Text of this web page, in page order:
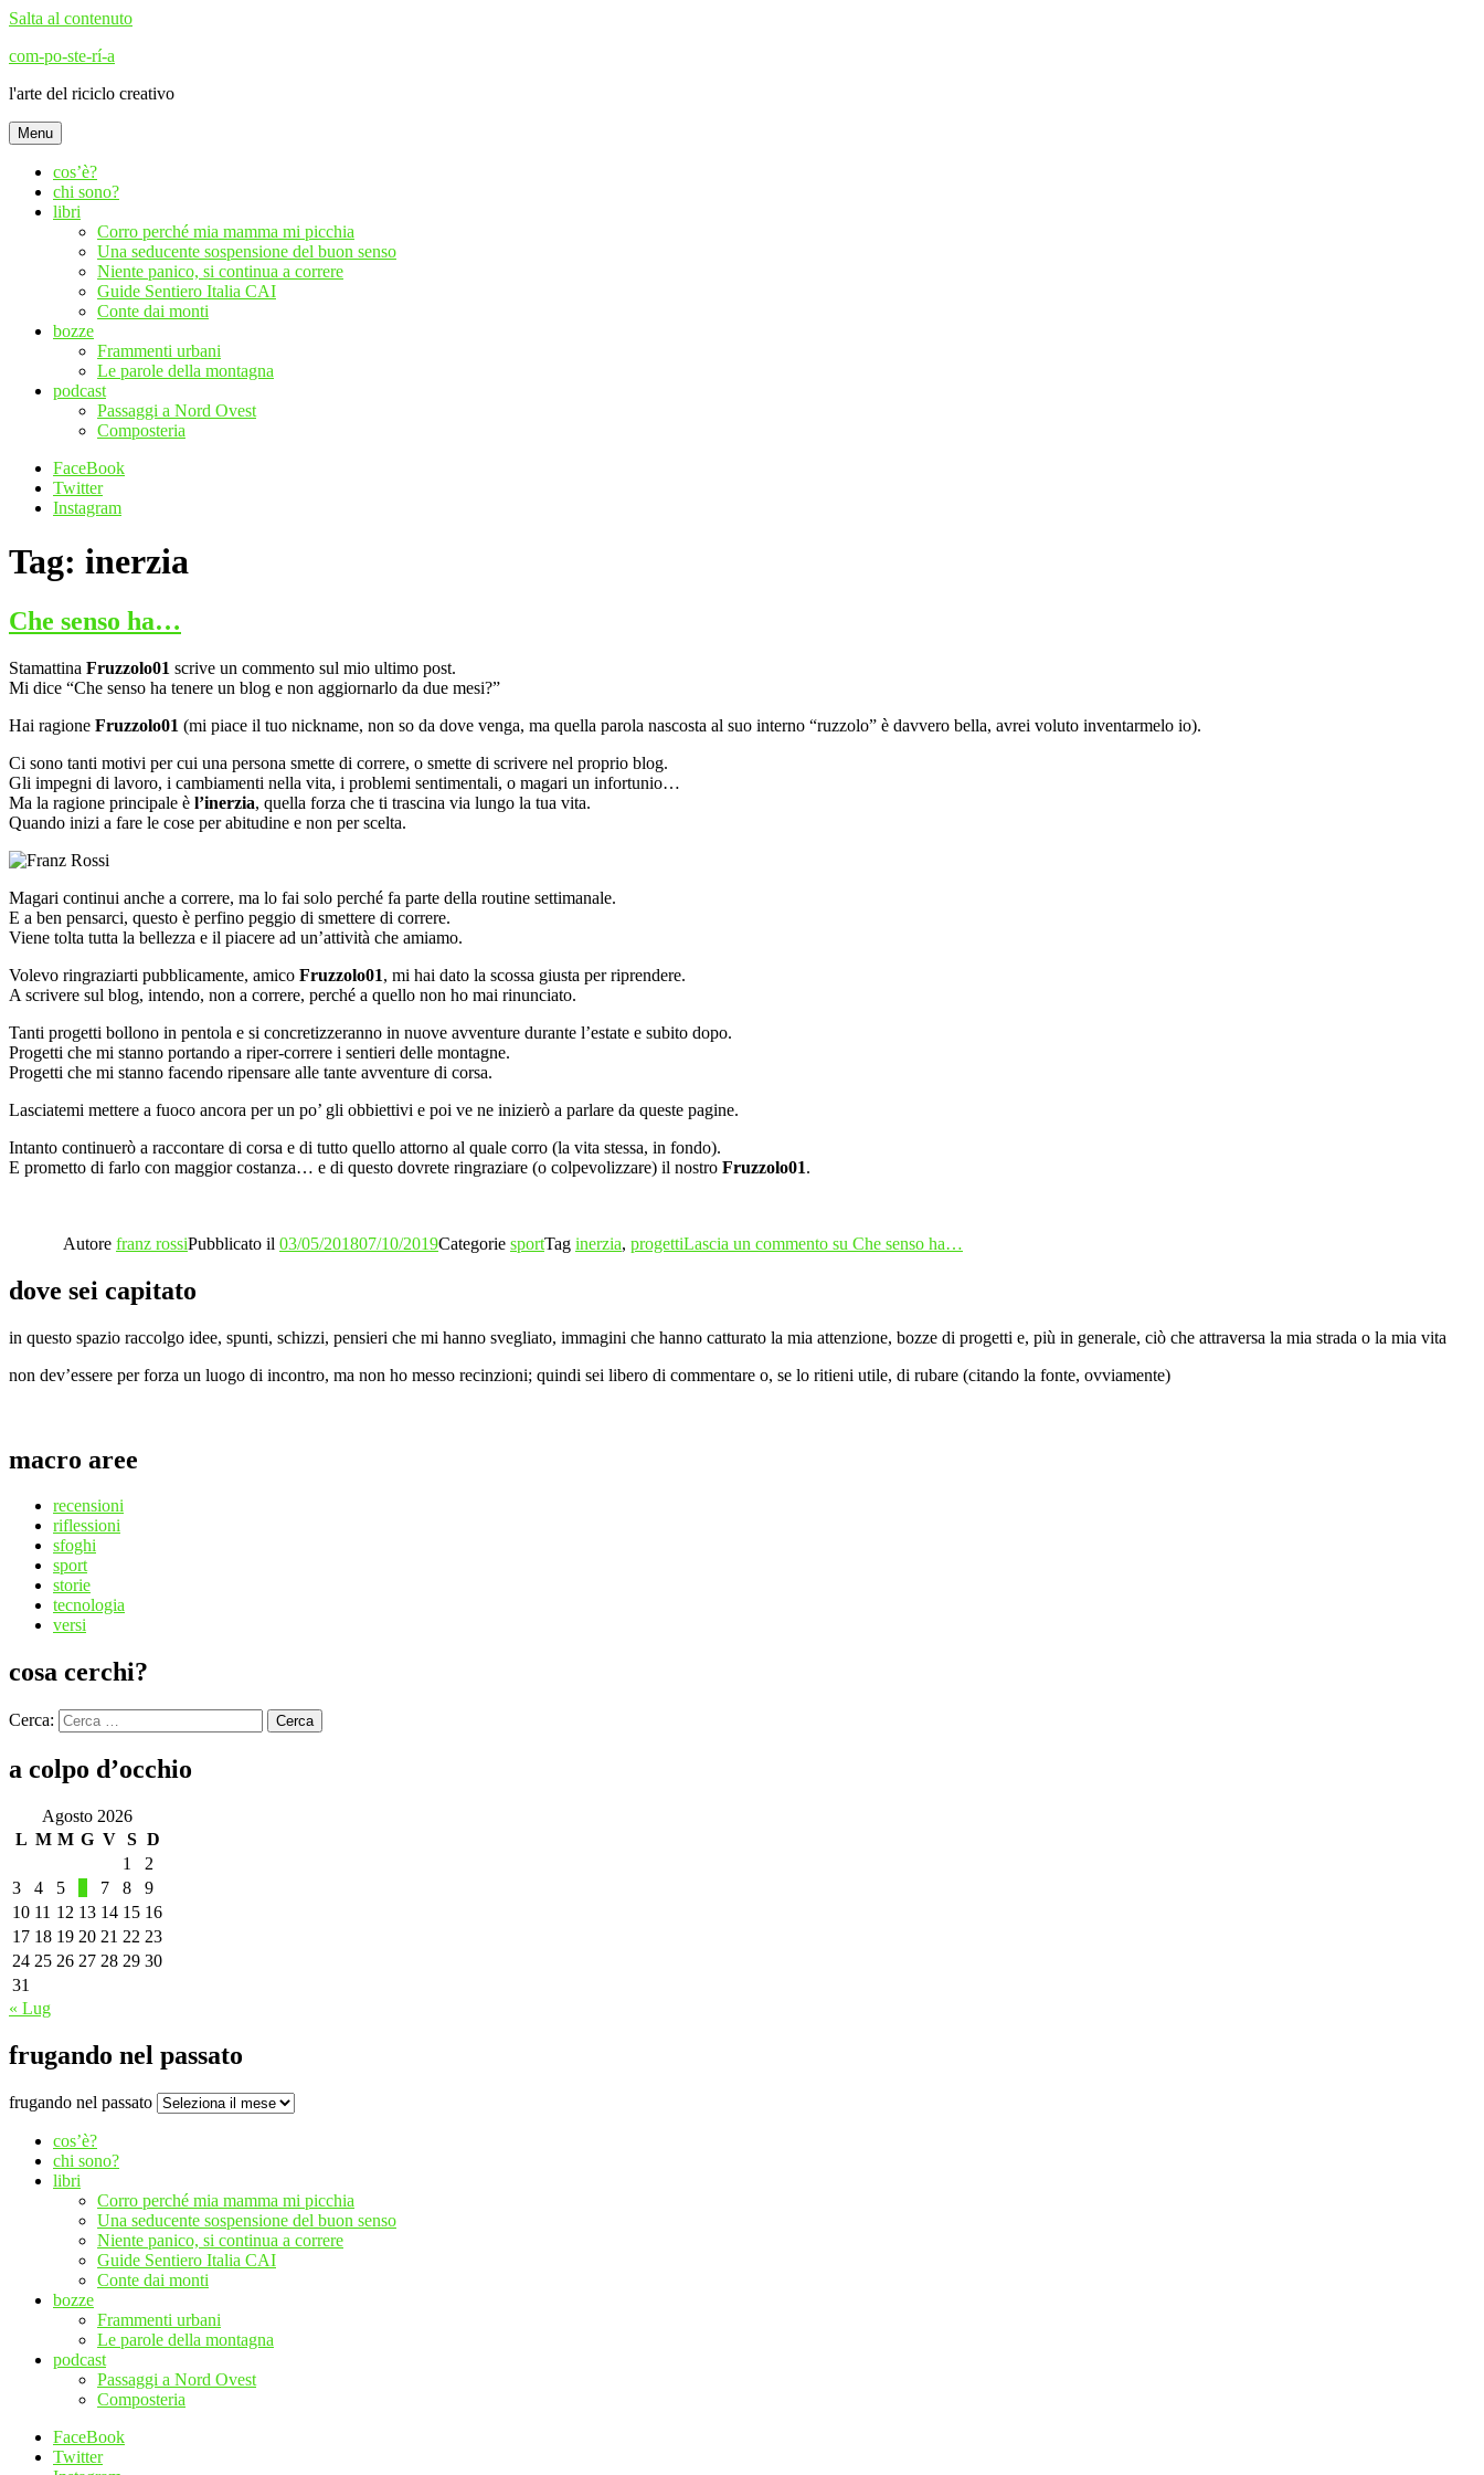
Salta al contenuto
com-po-ste-rí-a
l'arte del riciclo creativo
Menu
cos’è?
chi sono?
libri
Corro perché mia mamma mi picchia
Una seducente sospensione del buon senso
Niente panico, si continua a correre
Guide Sentiero Italia CAI
Conte dai monti
bozze
Frammenti urbani
Le parole della montagna
podcast
Passaggi a Nord Ovest
Composteria
FaceBook
Twitter
Instagram
Tag: inerzia
Che senso ha…
Stamattina Fruzzolo01 scrive un commento sul mio ultimo post.
Mi dice “Che senso ha tenere un blog e non aggiornarlo da due mesi?”
Hai ragione Fruzzolo01 (mi piace il tuo nickname, non so da dove venga, ma quella parola nascosta al suo interno “ruzzolo” è davvero bella, avrei voluto inventarmelo io).
Ci sono tanti motivi per cui una persona smette di correre, o smette di scrivere nel proprio blog.
Gli impegni di lavoro, i cambiamenti nella vita, i problemi sentimentali, o magari un infortunio…
Ma la ragione principale è l’inerzia, quella forza che ti trascina via lungo la tua vita.
Quando inizi a fare le cose per abitudine e non per scelta.
Magari continui anche a correre, ma lo fai solo perché fa parte della routine settimanale.
E a ben pensarci, questo è perfino peggio di smettere di correre.
Viene tolta tutta la bellezza e il piacere ad un’attività che amiamo.
Volevo ringraziarti pubblicamente, amico Fruzzolo01, mi hai dato la scossa giusta per riprendere.
A scrivere sul blog, intendo, non a correre, perché a quello non ho mai rinunciato.
Tanti progetti bollono in pentola e si concretizzeranno in nuove avventure durante l’estate e subito dopo.
Progetti che mi stanno portando a riper-correre i sentieri delle montagne.
Progetti che mi stanno facendo ripensare alle tante avventure di corsa.
Lasciatemi mettere a fuoco ancora per un po’ gli obbiettivi e poi ve ne inizierò a parlare da queste pagine.
Intanto continuerò a raccontare di corsa e di tutto quello attorno al quale corro (la vita stessa, in fondo).
E prometto di farlo con maggior costanza… e di questo dovrete ringraziare (o colpevolizzare) il nostro Fruzzolo01.
Autore franz rossiPubblicato il 03/05/201807/10/2019Categorie sportTag inerzia, progettiLascia un commento su Che senso ha…
dove sei capitato
in questo spazio raccolgo idee, spunti, schizzi, pensieri che mi hanno svegliato, immagini che hanno catturato la mia attenzione, bozze di progetti e, più in generale, ciò che attraversa la mia strada o la mia vita
non dev’essere per forza un luogo di incontro, ma non ho messo recinzioni; quindi sei libero di commentare o, se lo ritieni utile, di rubare (citando la fonte, ovviamente)
macro aree
recensioni
riflessioni
sfoghi
sport
storie
tecnologia
versi
cosa cerchi?
Cerca: Cerca
a colpo d’occhio
Agosto 2026
L M M G V S D
1
2
3
4 5 7 8
9
10 11 12 13 14 15 16
17 18 19 20 21 22 23
24 25 26 27 28 29 30
31
« Lug
frugando nel passato
frugando nel passato
cos’è?
chi sono?
libri
Corro perché mia mamma mi picchia
Una seducente sospensione del buon senso
Niente panico, si continua a correre
Guide Sentiero Italia CAI
Conte dai monti
bozze
Frammenti urbani
Le parole della montagna
podcast
Passaggi a Nord Ovest
Composteria
FaceBook
Twitter